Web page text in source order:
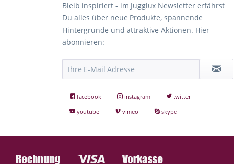
Bleib inspiriert - im Jugglux Newsletter erfährst
Du alles über neue Produkte, spannende
Hintergründe und attraktive Aktionen. Hier
abonnieren:
facebook instagram
twitter
youtube
vimeo skype